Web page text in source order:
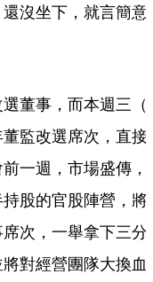
沒坐下，就言簡意
董事，而本週三（
監改選席次，直接
一週，市場盛傳，
股的官股陣營，將
次，一舉拿下三分
對經營團隊大換血